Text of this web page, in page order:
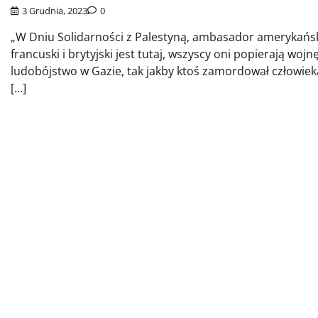
3 Grudnia, 2023 0
„W Dniu Solidarności z Palestyną, ambasador
francuski i brytyjski jest tutaj, wszyscy oni popierają
ludobójstwo w Gazie, tak jakby ktoś zamordował
[…]